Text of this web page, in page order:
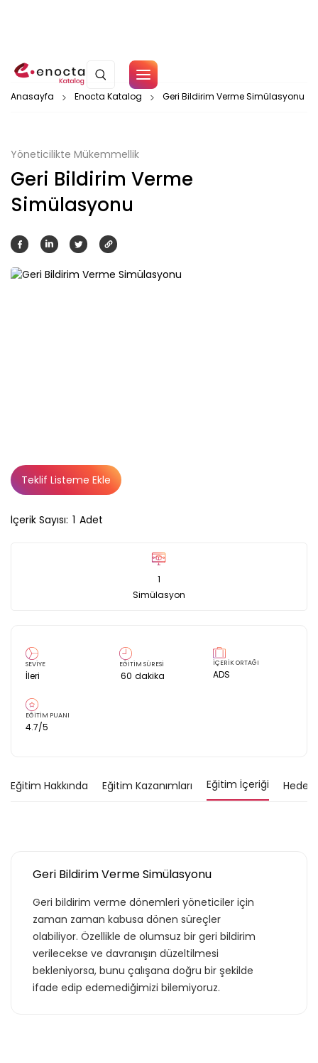
Çerez Politikamız
Anasayfa Enocta Katalog Geri Bildirim Verme Simülasyonu
Yöneticilikte Mükemmellik
Geri Bildirim Verme
Simülasyonu
İçerik Sayısı: 1 Adet
1
Simülasyon
SEVİYE
İleri
EĞİTİM SÜRESİ
60 dakika
İÇERİK ORTAĞI
ADS
EĞİTİM PUANI
4.7/5
Teklif Listeme Ekle
Eğitim Hakkında Eğitim Kazanımları Eğitim İçeriği Hedef
Geri Bildirim Verme Simülasyonu
Geri bildirim verme dönemleri yöneticiler için
zaman zaman kabusa dönen süreçler
olabiliyor. Özellikle de olumsuz bir geri bildirim
verilecekse ve davranışın düzeltilmesi
bekleniyorsa, bunu çalışana doğru bir şekilde
ifade edip edemediğimizi bilemiyoruz.